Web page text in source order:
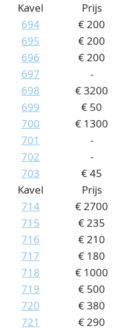
Kavel
Prijs
694
€ 200
695
€ 200
696
€ 200
697
-
698
€ 3200
699
€ 50
700
€ 1300
701
-
702
-
703
€ 45
Kavel
Prijs
714
€ 2700
715
€ 235
716
€ 210
717
€ 180
718
€ 1000
719
€ 500
720
€ 380
721
€ 290